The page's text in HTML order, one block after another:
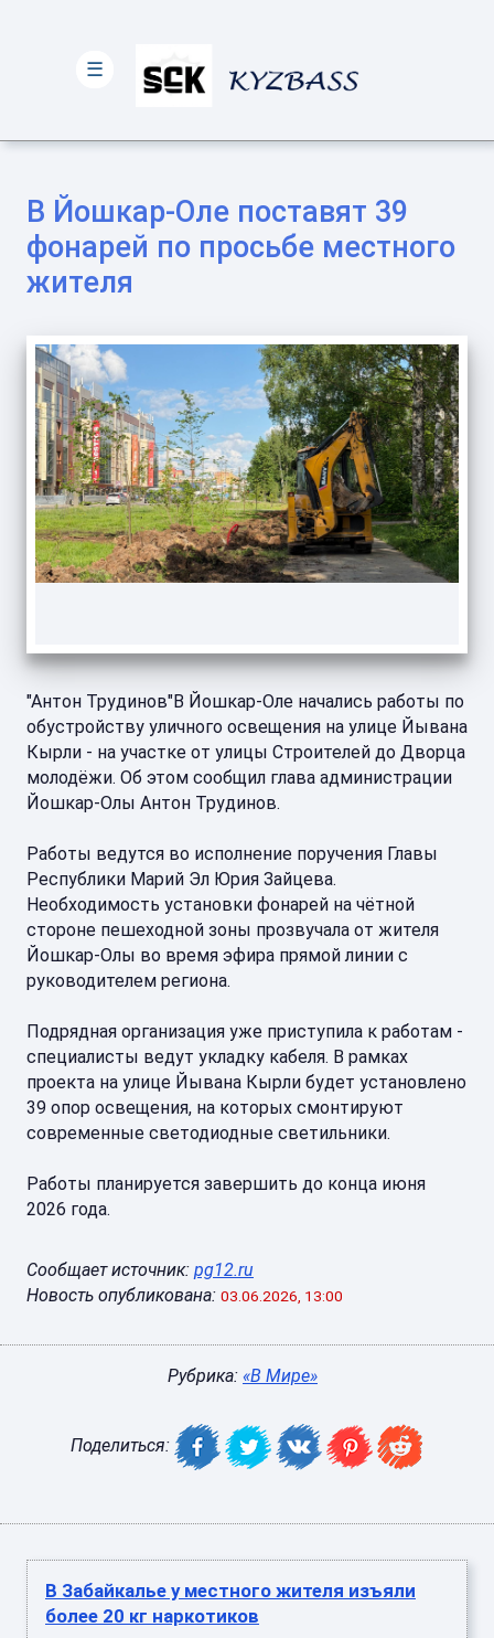
В Йошкар-Оле поставят 39
фонарей по просьбе местного
жителя
"Антон Трудинов"В Йошкар-Оле начались работы по
обустройству уличного освещения на улице Йывана
Кырли - на участке от улицы Строителей до Дворца
молодёжи. Об этом сообщил глава администрации
Йошкар-Олы Антон Трудинов.
Работы ведутся во исполнение поручения Главы
Республики Марий Эл Юрия Зайцева.
Необходимость установки фонарей на чётной
стороне пешеходной зоны прозвучала от жителя
Йошкар-Олы во время эфира прямой линии с
руководителем региона.
Подрядная организация уже приступила к работам -
специалисты ведут укладку кабеля. В рамках
проекта на улице Йывана Кырли будет установлено
39 опор освещения, на которых смонтируют
современные светодиодные светильники.
Работы планируется завершить до конца июня
2026 года.
Сообщает источник: pg12.ru
Новость опубликована: 03.06.2026, 13:00
Рубрика: «В Мире»
Поделиться:
В Забайкалье у местного жителя изъяли
более 20 кг наркотиков
☰